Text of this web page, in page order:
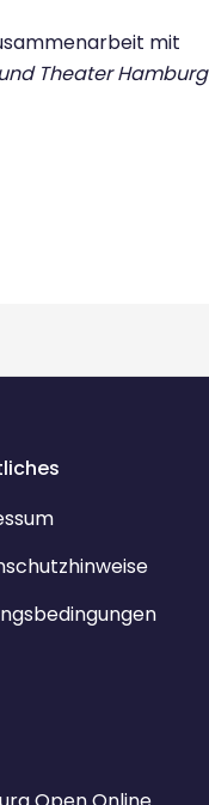
mit
Theater Hamburg